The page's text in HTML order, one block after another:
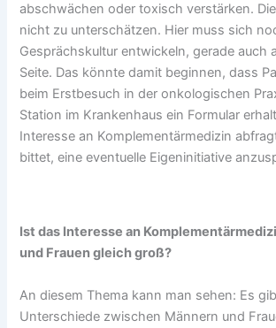
abschwächen oder toxisch verstärken.
nicht zu unterschätzen. Hier muss sich
Gesprächskultur entwickeln, gerade auch
Seite. Das könnte damit beginnen, dass
beim Erstbesuch in der onkologischen
Station im Krankenhaus ein Formular
Interesse an Komplementärmedizin
bittet, eine eventuelle Eigeninitiative
Ist das Interesse an
und Frauen gleich groß?
An diesem Thema kann man sehen: Es
Unterschiede zwischen Männern und